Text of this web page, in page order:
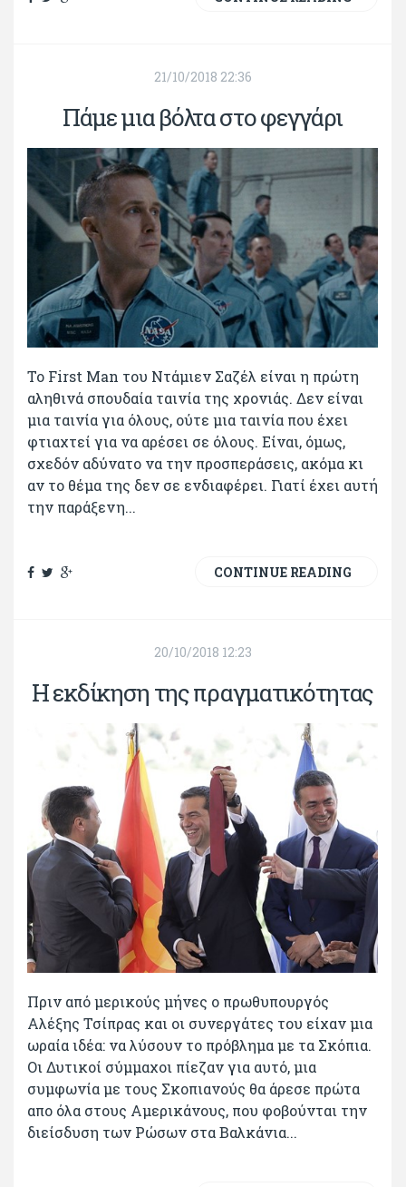
21/10/2018 22:36
Πάμε μια βόλτα στο φεγγάρι
Το First Man του Ντάμιεν Σαζέλ είναι η πρώτη
αληθινά σπουδαία ταινία της χρονιάς. Δεν είναι
μια ταινία για όλους, ούτε μια ταινία που έχει
φτιαχτεί για να αρέσει σε όλους. Είναι, όμως,
σχεδόν αδύνατο να την προσπεράσεις, ακόμα κι
αν το θέμα της δεν σε ενδιαφέρει. Γιατί έχει αυτή
την παράξενη...
CONTINUE READING
20/10/2018 12:23
Η εκδίκηση της πραγματικότητας
Πριν από μερικούς μήνες ο πρωθυπουργός
Αλέξης Τσίπρας και οι συνεργάτες του είχαν μια
ωραία ιδέα: να λύσουν το πρόβλημα με τα Σκόπια.
Οι Δυτικοί σύμμαχοι πίεζαν για αυτό, μια
συμφωνία με τους Σκοπιανούς θα άρεσε πρώτα
απο όλα στους Αμερικάνους, που φοβούνται την
διείσδυση των Ρώσων στα Βαλκάνια...